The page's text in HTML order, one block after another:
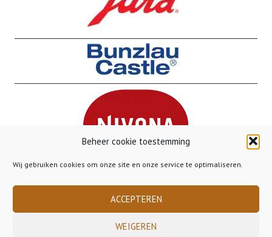
Beheer cookie toestemming
Wij gebruiken cookies om onze site en onze service te optimaliseren.
ACCEPTEREN
WEIGEREN